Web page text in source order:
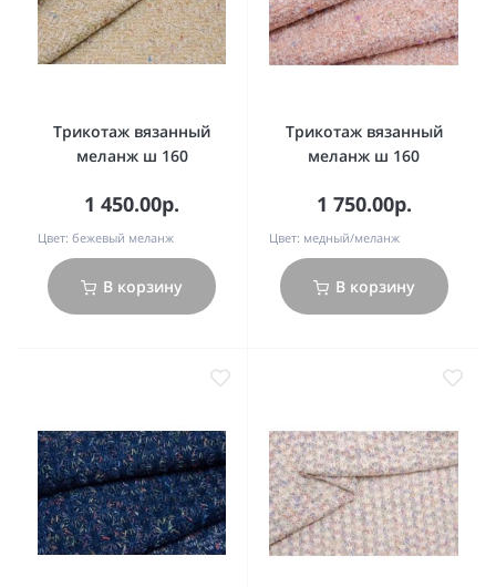
Трикотаж вязанный
меланж ш 160
1 450.00р.
Цвет: бежевый меланж
В корзину
Трикотаж вязанный
меланж ш 160
1 750.00р.
Цвет: медный/меланж
В корзину